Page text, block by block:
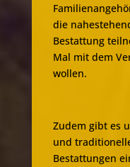
die
Bestattung
Mal mit dem
wollen.
Zudem gibt es
und
Bestattungen